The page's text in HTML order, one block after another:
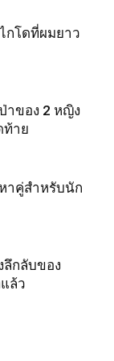
กโดที่ผมยาว
าของ 2 หญิง
ท้าย
าคู่สำหรับนัก
กลับของ
ล้ว